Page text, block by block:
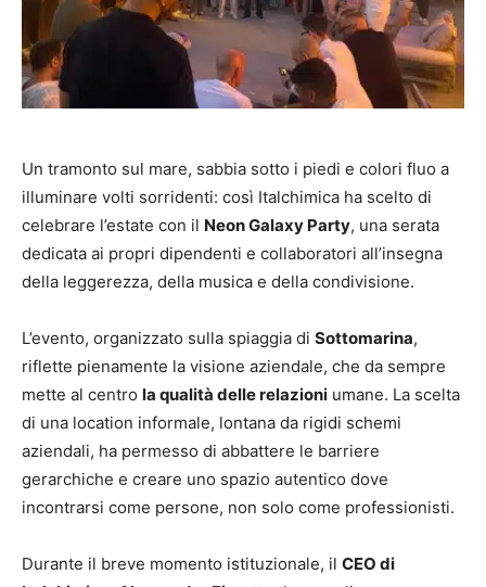
Un tramonto sul mare, sabbia sotto i piedi e colori fluo a
illuminare volti sorridenti: così Italchimica ha scelto di
celebrare l’estate con il Neon Galaxy Party, una serata
dedicata ai propri dipendenti e collaboratori all’insegna
della leggerezza, della musica e della condivisione.
L’evento, organizzato sulla spiaggia di Sottomarina,
riflette pienamente la visione aziendale, che da sempre
mette al centro la qualità delle relazioni umane. La scelta
di una location informale, lontana da rigidi schemi
aziendali, ha permesso di abbattere le barriere
gerarchiche e creare uno spazio autentico dove
incontrarsi come persone, non solo come professionisti.
Durante il breve momento istituzionale, il CEO di